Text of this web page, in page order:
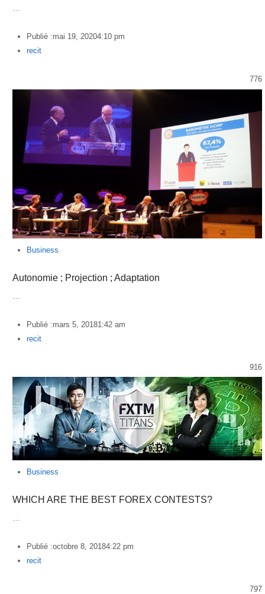
Publié :mai 19, 20204:10 pm
Author
recit
776
Business
Autonomie ; Projection ; Adaptation
…
Publié :mars 5, 20181:42 am
Author
recit
916
Business
WHICH ARE THE BEST FOREX CONTESTS?
Publié :octobre 8, 20184:22 pm
Author
recit
797